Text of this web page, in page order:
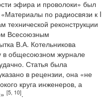
эфира и проволоки» был
«Материалы по радиосвязи к I
технической реконструкции
Всесоюзным
В.А. Котельникова
в общесоюзном журнале
Статья была
в рецензии, она «не
круга инженеров, а
[5, 10].